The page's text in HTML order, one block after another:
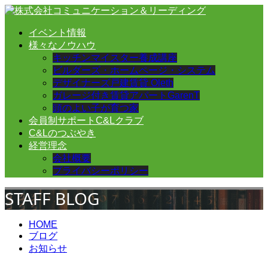
イベント情報
様々なノウハウ
キッチンマイスター養成講座
ビルダーズ・ホームページ・システム
デザイナーズ戸建賃貸 Oleth
ガレージ付き賃貸アパートGarenT
頭のよい子が育つ家
会員制サポートC&Lクラブ
C&Lのつぶやき
経営理念
会社概要
プライバシーポリシー
STAFF BLOG
HOME
ブログ
お知らせ